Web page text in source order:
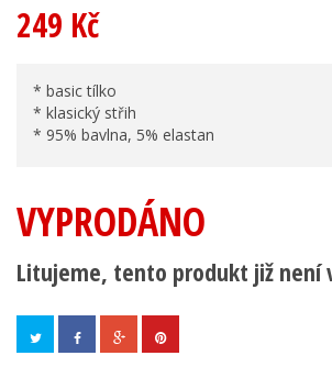
249 Kč
* basic tílko
* klasický střih
* 95% bavlna, 5% elastan
VYPRODÁNO
Litujeme, tento produkt již není